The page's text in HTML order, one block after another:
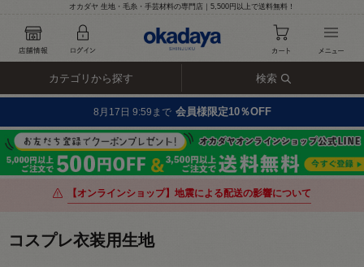
オカダヤ 生地・毛糸・手芸材料の専門店｜5,500円以上で送料無料！
カテゴリから探す 検索
8月17日 9:59まで 会員様限定10％OFF
【オンラインショップ】地震による配送の影響について
コスプレ衣装用生地